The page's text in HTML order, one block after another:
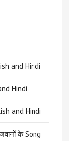
and Hindi
Hindi
and Hindi
के Song